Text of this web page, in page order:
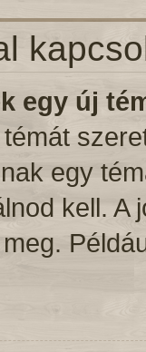
egy új
egy
kell. A